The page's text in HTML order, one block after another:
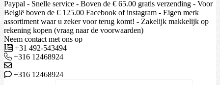
Paypal - Snelle service - Boven de € 65.00 gratis verzending - Voor
België boven de € 125.00 Facebook of instagram - Eigen merk
assortiment waar u zeker voor terug komt! - Zakelijk makkelijk op
rekening kopen (vraag naar de voorwaarden)
Neem contact met ons op
+31 492-543494
+316 12468924
+316 12468924